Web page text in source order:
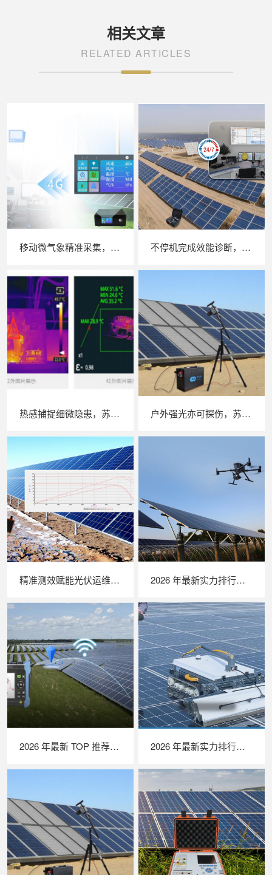
相关文章
RELATED ARTICLES
移动微气象精准采集，苏州 LAILX LXH506 便携式气象站补齐光伏检测环境数据短板 不停机完成效能诊断，苏州 LAILX LX‑PE93 逆变器综合测试仪筑牢光伏电站效能底座
热感捕捉细微隐患，苏州 LAILX LX‑F300 手持红外热成像仪赋能光伏安全运维 户外强光亦可探伤，苏州 LAILX LXG30 便携式 EL 检测仪重塑光伏组件无损检测标准
精准测效赋能光伏运维，苏州 LAILX LX‑PV32 便携式 IV 测试仪打造现场检测新标杆 2026 年最新实力排行｜无人机 EL 检测系统 TOP 推荐，LAILX LXH210 深度解析
2026 年最新 TOP 推荐｜绝缘接地综合测试仪实力排行，LAILX LXH601 深度测评 2026 年最新实力排行｜光伏清洗机器人 TOP 推荐，LAILX LX‑H403 深度解析